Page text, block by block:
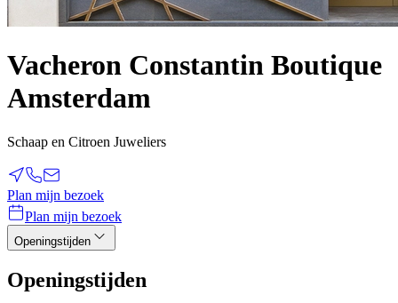
Vacheron Constantin Boutique
Amsterdam
Schaap en Citroen Juweliers
Plan mijn bezoek
Plan mijn bezoek
Openingstijden
Openingstijden